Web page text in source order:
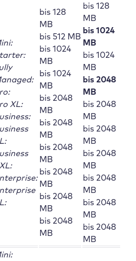
XL:
bis 128
MB
bis 512 MB
bis 1024
MB
bis 1024
MB
bis 2048
MB
bis 2048
MB
bis 2048
MB
bis 2048
MB
bis 2048
MB
bis 2048
MB
bis 128
MB
bis 1024
MB
bis 1024
MB
bis 2048
MB
bis 2048
MB
bis 2048
MB
bis 2048
MB
bis 2048
MB
bis 2048
MB
bis 2048
MB